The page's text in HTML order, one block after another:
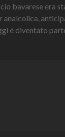
bavarese era
analcolica,
è diventato